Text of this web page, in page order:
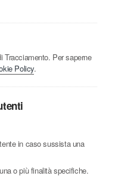
Tracciamento. Per saperne
Policy.
in caso sussista una
o più finalità specifiche.